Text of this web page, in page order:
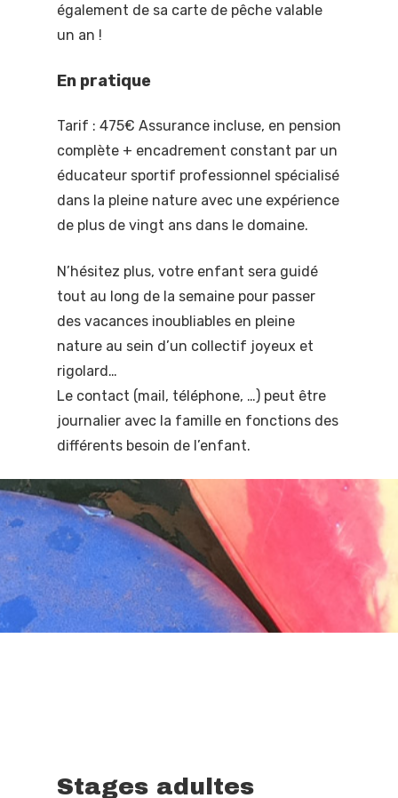
également de sa carte de pêche valable
un an !
En pratique
Tarif : 475€ Assurance incluse, en pension
complète + encadrement constant par un
éducateur sportif professionnel spécialisé
dans la pleine nature avec une expérience
de plus de vingt ans dans le domaine.
N’hésitez plus, votre enfant sera guidé
tout au long de la semaine pour passer
des vacances inoubliables en pleine
nature au sein d’un collectif joyeux et
rigolard…
Le contact (mail, téléphone, …) peut être
journalier avec la famille en fonctions des
différents besoin de l’enfant.
Stages adultes